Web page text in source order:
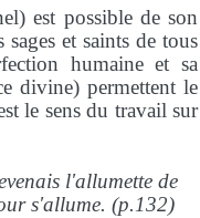
est possible de son
et saints de tous
humaine et sa
divine) permettent le
le sens du travail sur
l'allumette de
s'allume. (p.132)